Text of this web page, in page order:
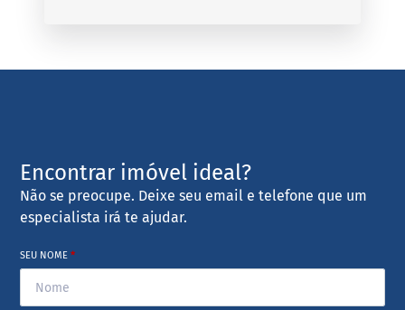
Encontrar imóvel ideal?
Não se preocupe. Deixe seu email e telefone que um
especialista irá te ajudar.
SEU NOME*